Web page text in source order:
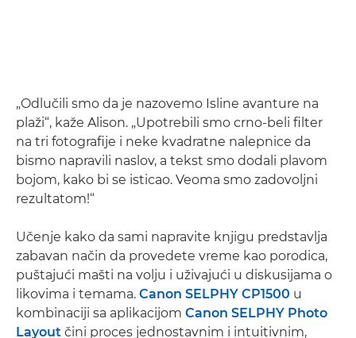
„Odlučili smo da je nazovemo Isline avanture na
plaži“, kaže Alison. „Upotrebili smo crno-beli filter
na tri fotografije i neke kvadratne nalepnice da
bismo napravili naslov, a tekst smo dodali plavom
bojom, kako bi se isticao. Veoma smo zadovoljni
rezultatom!“
Učenje kako da sami napravite knjigu predstavlja
zabavan način da provedete vreme kao porodica,
puštajući mašti na volju i uživajući u diskusijama o
likovima i temama. Canon SELPHY CP1500 u
kombinaciji sa aplikacijom Canon SELPHY Photo
Layout čini proces jednostavnim i intuitivnim,